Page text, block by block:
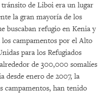
de Liboi era un lugar
la gran mayoría de los
buscaban refugio en Kenia y
los campamentos por el Alto
para los Refugiados
de 300,000 somalíes
desde enero de 2007, la
campamentos, han tenido